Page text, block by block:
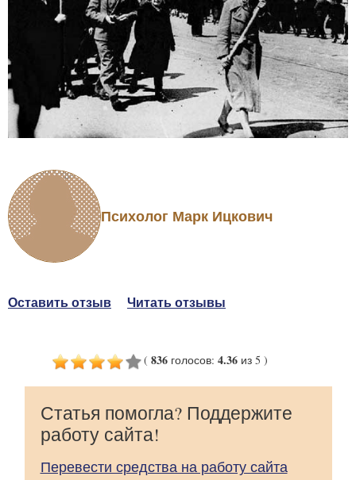
Психолог Марк Ицкович
Оставить отзыв Читать отзывы
( 836 голосов: 4.36из 5 )
Статья помогла? Поддержите
работу сайта!
Перевести средства на работу сайта